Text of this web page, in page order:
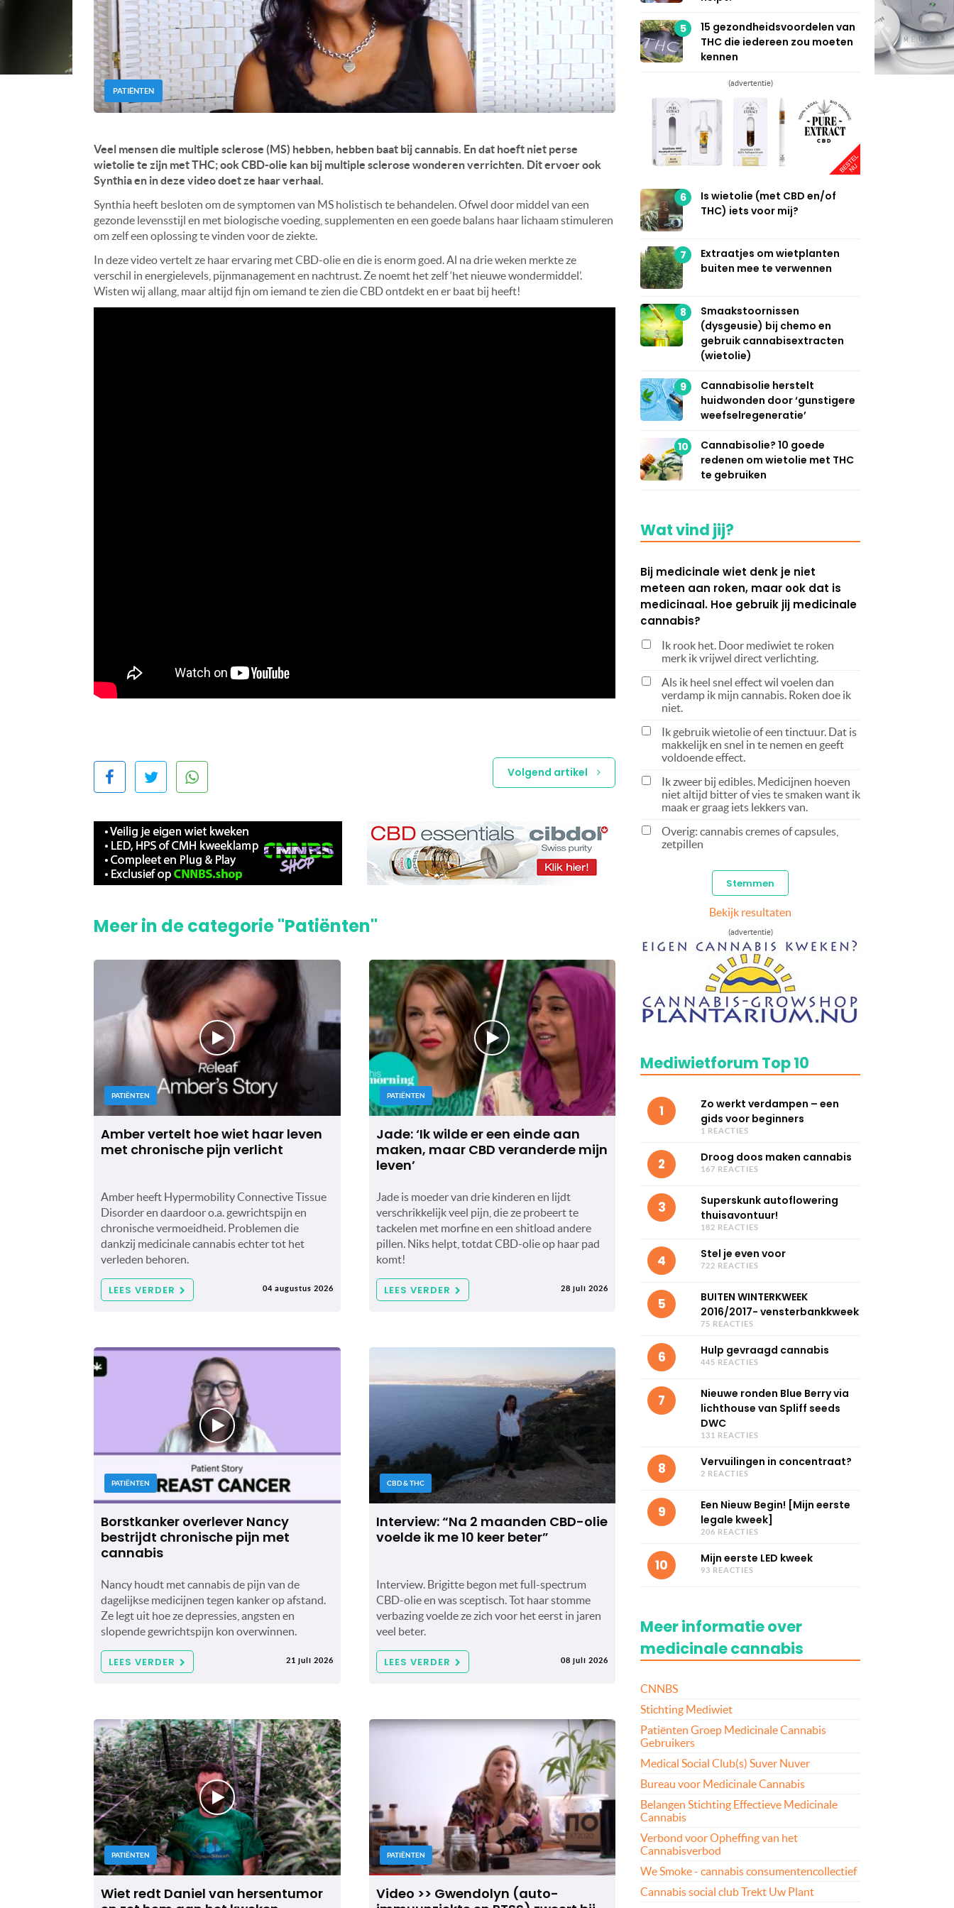
PATIËNTEN
Veel mensen die multiple sclerose (MS) hebben, hebben baat bij cannabis. En dat hoeft niet perse
wietolie te zijn met THC; ook CBD-olie kan bij multiple sclerose wonderen verrichten. Dit ervoer ook
Synthia en in deze video doet ze haar verhaal.
Synthia heeft besloten om de symptomen van MS holistisch te behandelen. Ofwel door middel van een
gezonde levensstijl en met biologische voeding, supplementen en een goede balans haar lichaam stimuleren
om zelf een oplossing te vinden voor de ziekte.
In deze video vertelt ze haar ervaring met CBD-olie en die is enorm goed. Al na drie weken merkte ze
verschil in energielevels, pijnmanagement en nachtrust. Ze noemt het zelf ‘het nieuwe wondermiddel’.
Wisten wij allang, maar altijd fijn om iemand te zien die CBD ontdekt en er baat bij heeft!
Volgend artikel
Meer in de categorie "Patiënten"
PATIËNTEN
Amber vertelt hoe wiet haar leven
met chronische pijn verlicht
Amber heeft Hypermobility Connective Tissue
Disorder en daardoor o.a. gewrichtspijn en
chronische vermoeidheid. Problemen die
dankzij medicinale cannabis echter tot het
verleden behoren.
LEES VERDER 04 augustus 2026
PATIËNTEN
Jade: ‘Ik wilde er een einde aan
maken, maar CBD veranderde mijn
leven’
Jade is moeder van drie kinderen en lijdt
verschrikkelijk veel pijn, die ze probeert te
tackelen met morfine en een shitload andere
pillen. Niks helpt, totdat CBD-olie op haar pad
komt!
LEES VERDER 28 juli 2026
PATIËNTEN
Borstkanker overlever Nancy
bestrijdt chronische pijn met
cannabis
Nancy houdt met cannabis de pijn van de
dagelijkse medicijnen tegen kanker op afstand.
Ze legt uit hoe ze depressies, angsten en
slopende gewrichtspijn kon overwinnen.
LEES VERDER 21 juli 2026
CBD & THC
Interview: “Na 2 maanden CBD-olie
voelde ik me 10 keer beter”
Interview. Brigitte begon met full-spectrum
CBD-olie en was sceptisch. Tot haar stomme
verbazing voelde ze zich voor het eerst in jaren
veel beter.
LEES VERDER 08 juli 2026
PATIËNTEN
Wiet redt Daniel van hersentumor
PATIËNTEN
Video >> Gwendolyn (auto-
5
15 gezondheidsvoordelen van
THC die iedereen zou moeten
kennen
(advertentie)
6
Is wietolie (met CBD en/of
THC) iets voor mij?
7
Extraatjes om wietplanten
buiten mee te verwennen
8
Smaakstoornissen
(dysgeusie) bij chemo en
gebruik cannabisextracten
(wietolie)
9
Cannabisolie herstelt
huidwonden door ‘gunstigere
weefselregeneratie’
10
Cannabisolie? 10 goede
redenen om wietolie met THC
te gebruiken
Wat vind jij?
Bij medicinale wiet denk je niet
meteen aan roken, maar ook dat is
medicinaal. Hoe gebruik jij medicinale
cannabis?
Ik rook het. Door mediwiet te roken
merk ik vrijwel direct verlichting.
Als ik heel snel effect wil voelen dan
verdamp ik mijn cannabis. Roken doe ik
niet.
Ik gebruik wietolie of een tinctuur. Dat is
makkelijk en snel in te nemen en geeft
voldoende effect.
Ik zweer bij edibles. Medicijnen hoeven
niet altijd bitter of vies te smaken want ik
maak er graag iets lekkers van.
Overig: cannabis cremes of capsules,
zetpillen
Bekijk resultaten
(advertentie)
Mediwietforum Top 10
1
Zo werkt verdampen – een
gids voor beginners
1 REACTIES
2 Droog doos maken cannabis
167 REACTIES
3
Superskunk autoflowering
thuisavontuur!
182 REACTIES
4 Stel je even voor
722 REACTIES
5
BUITEN WINTERKWEEK
2016/2017- vensterbankkweek
75 REACTIES
6 Hulp gevraagd cannabis
445 REACTIES
7
Nieuwe ronden Blue Berry via
lichthouse van Spliff seeds
DWC
131 REACTIES
8 Vervuilingen in concentraat?
2 REACTIES
9
Een Nieuw Begin! [Mijn eerste
legale kweek]
206 REACTIES
10 Mijn eerste LED kweek
93 REACTIES
Meer informatie over
medicinale cannabis
CNNBS
Stichting Mediwiet
Patiënten Groep Medicinale Cannabis
Gebruikers
Medical Social Club(s) Suver Nuver
Bureau voor Medicinale Cannabis
Belangen Stichting Effectieve Medicinale
Cannabis
Verbond voor Opheffing van het
Cannabisverbod
We Smoke - cannabis consumentencollectief
Cannabis social club Trekt Uw Plant